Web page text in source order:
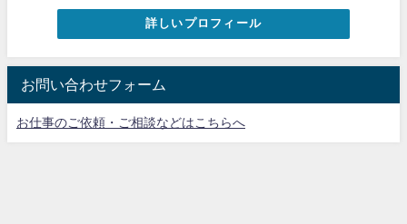
詳しいプロフィール
お問い合わせフォーム
お仕事のご依頼・ご相談などはこちらへ